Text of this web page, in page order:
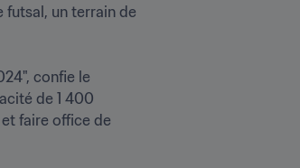
un terrain de
confie le
de 1 400
faire office de